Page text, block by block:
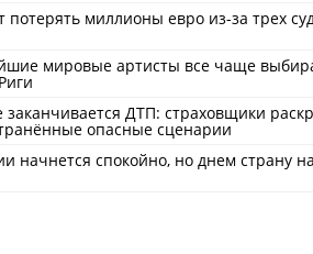
потерять миллионы евро из-за трех
мировые артисты все чаще
ДТП: страховщики
опасные сценарии
начнется спокойно, но днем страну